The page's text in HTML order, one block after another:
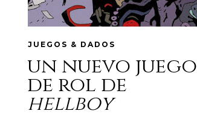
JUEGOS & DADOS
un nuevo juego
de rol de
hellboy